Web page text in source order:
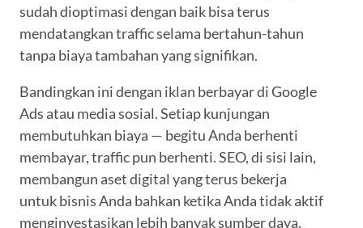
sudah dioptimasi dengan baik bisa terus
mendatangkan traffic selama bertahun-tahun
tanpa biaya tambahan yang signifikan.
Bandingkan ini dengan iklan berbayar di Google
Ads atau media sosial. Setiap kunjungan
membutuhkan biaya — begitu Anda berhenti
membayar, traffic pun berhenti. SEO, di sisi lain,
membangun aset digital yang terus bekerja
untuk bisnis Anda bahkan ketika Anda tidak aktif
menginvestasikan lebih banyak sumber daya.